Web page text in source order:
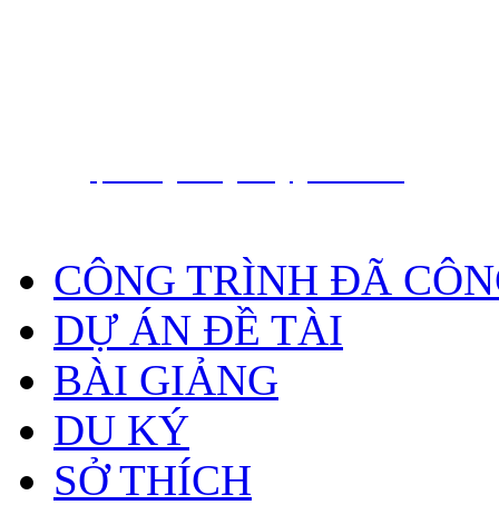
CÔNG TRÌNH ĐÃ
DỰ ÁN ĐỀ TÀI
BÀI GIẢNG
DU KÝ
SỞ THÍCH